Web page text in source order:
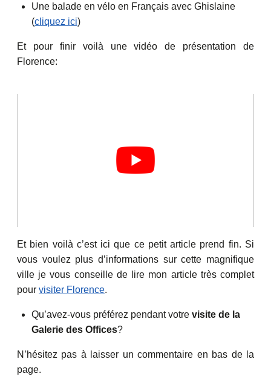
Une balade en vélo en Français avec Ghislaine
(cliquez ici)
Et pour finir voilà une vidéo de présentation de
Florence:
Et bien voilà c’est ici que ce petit article prend fin. Si
vous voulez plus d’informations sur cette magnifique
ville je vous conseille de lire mon article très complet
pour visiter Florence.
Qu’avez-vous préférez pendant votre visite de la
Galerie des Offices?
N’hésitez pas à laisser un commentaire en bas de la
page.